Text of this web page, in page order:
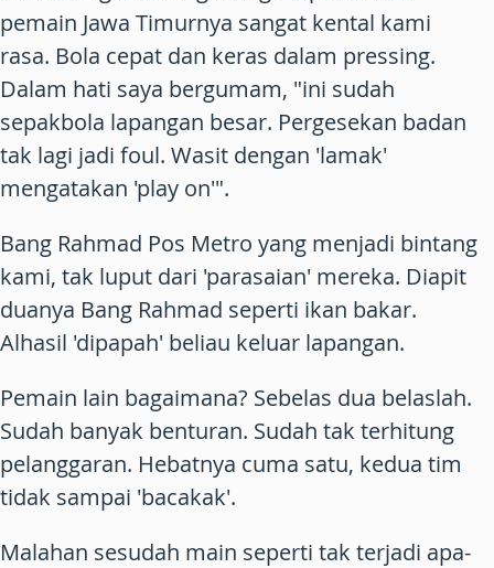
pemain Jawa Timurnya sangat kental kami
rasa. Bola cepat dan keras dalam pressing.
Dalam hati saya bergumam, "ini sudah
sepakbola lapangan besar. Pergesekan badan
tak lagi jadi foul. Wasit dengan 'lamak'
mengatakan 'play on'".
Bang Rahmad Pos Metro yang menjadi bintang
kami, tak luput dari 'parasaian' mereka. Diapit
duanya Bang Rahmad seperti ikan bakar.
Alhasil 'dipapah' beliau keluar lapangan.
Pemain lain bagaimana? Sebelas dua belaslah.
Sudah banyak benturan. Sudah tak terhitung
pelanggaran. Hebatnya cuma satu, kedua tim
tidak sampai 'bacakak'.
Malahan sesudah main seperti tak terjadi apa-